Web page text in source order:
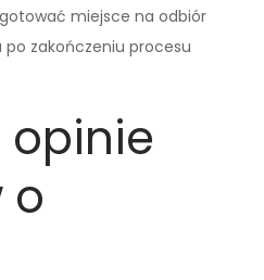
miejsce na odbiór
po zakończeniu procesu
opinie
o